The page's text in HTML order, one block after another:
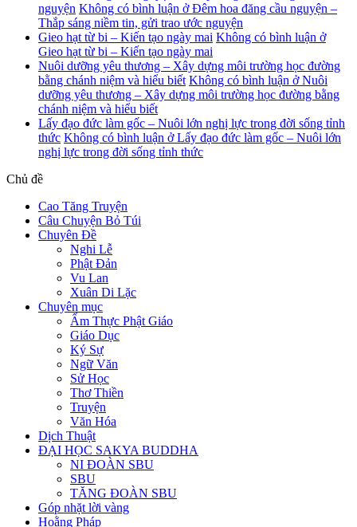
nguyện Không có bình luận ở Đêm hoa đăng cầu nguyện –
Thắp sáng niềm tin, gửi trao ước nguyện
Gieo hạt từ bi – Kiến tạo ngày mai Không có bình luận ở
Gieo hạt từ bi – Kiến tạo ngày mai
Nuôi dưỡng yêu thương – Xây dựng môi trường học đường
bằng chánh niệm và hiểu biết Không có bình luận ở Nuôi
dưỡng yêu thương – Xây dựng môi trường học đường bằng
chánh niệm và hiểu biết
Lấy đạo đức làm gốc – Nuôi lớn nghị lực trong đời sống tỉnh
thức Không có bình luận ở Lấy đạo đức làm gốc – Nuôi lớn
nghị lực trong đời sống tỉnh thức
Chủ đề
Cao Tăng Truyện
Câu Chuyện Bỏ Túi
Chuyên Đề
Nghi Lễ
Phật Đản
Vu Lan
Xuân Di Lặc
Chuyên mục
Ẩm Thực Phật Giáo
Giáo Dục
Ký Sự
Ngữ Văn
Sử Học
Thơ Thiền
Truyện
Văn Hóa
Dịch Thuật
ĐẠI HỌC SAKYA BUDDHA
NI ĐOÀN SBU
SBU
TĂNG ĐOÀN SBU
Góp nhặt lời vàng
Hoằng Pháp